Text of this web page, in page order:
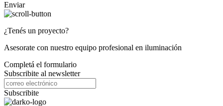
Enviar
¿Tenés un proyecto?
Asesorate con nuestro equipo profesional en iluminación
Completá el formulario
Subscribite al newsletter
Subscribite